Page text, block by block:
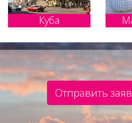
Куба
Отправить